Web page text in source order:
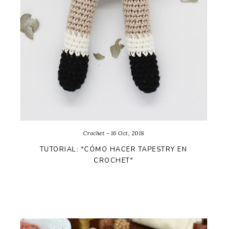
Crochet - 16 Oct, 2018
TUTORIAL: "CÓMO HACER TAPESTRY EN
CROCHET"